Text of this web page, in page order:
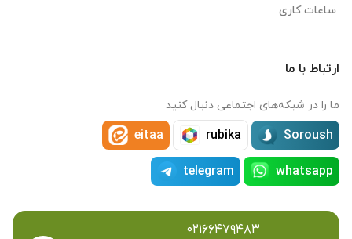
ساعات کاری
ارتباط با ما
ما را در شبکه‌های اجتماعی دنبال کنید
Soroush
rubika
eitaa
whatsapp
telegram
۰۲۱۶۶۴۷۹۴۸۳